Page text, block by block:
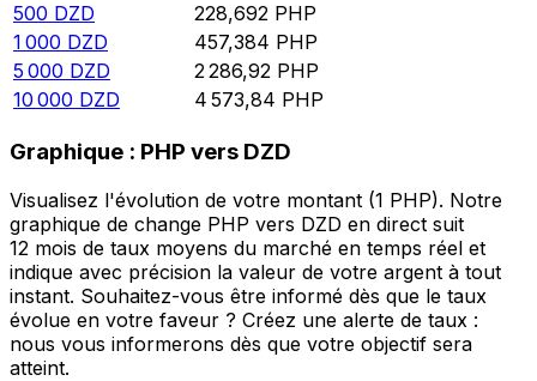
500 DZD 228,692 PHP
1 000 DZD 457,384 PHP
5 000 DZD 2 286,92 PHP
10 000 DZD 4 573,84 PHP
Graphique : PHP vers DZD
Visualisez l'évolution de votre montant (1 PHP). Notre
graphique de change PHP vers DZD en direct suit
12 mois de taux moyens du marché en temps réel et
indique avec précision la valeur de votre argent à tout
instant. Souhaitez-vous être informé dès que le taux
évolue en votre faveur ? Créez une alerte de taux :
nous vous informerons dès que votre objectif sera
atteint.